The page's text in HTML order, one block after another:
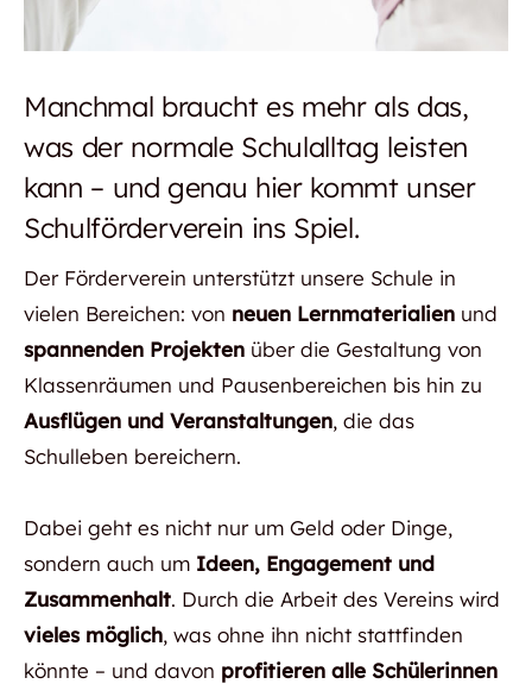
Manchmal braucht es mehr als das,
was der normale Schulalltag leisten
kann – und genau hier kommt unser
Schulförderverein ins Spiel.
Der Förderverein unterstützt unsere Schule in
vielen Bereichen: von neuen Lernmaterialienund
spannenden Projektenüber die Gestaltung von
Klassenräumen und Pausenbereichen bis hin zu
Ausflügen und Veranstaltungen, die das
Schulleben bereichern.
Dabei geht es nicht nur um Geld oder Dinge,
sondern auch um Ideen, Engagement und
Zusammenhalt. Durch die Arbeit des Vereins wird
vieles möglich, was ohne ihn nicht stattfinden
könnte – und davon profitieren alle Schülerinnen